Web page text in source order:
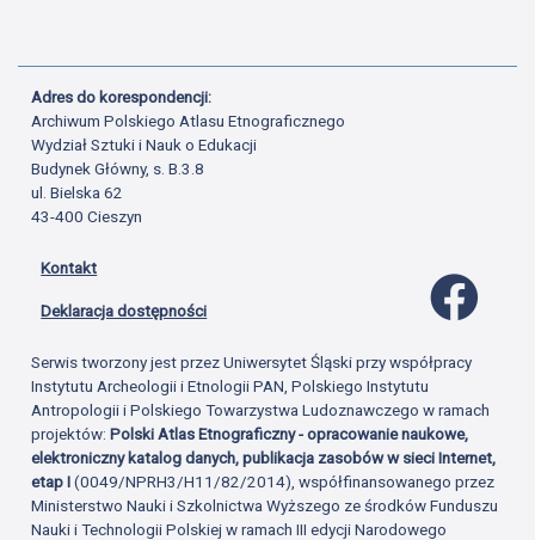
Adres do korespondencji:
Archiwum Polskiego Atlasu Etnograficznego
Wydział Sztuki i Nauk o Edukacji
Budynek Główny, s. B.3.8
ul. Bielska 62
43-400 Cieszyn
Kontakt
Deklaracja dostępności
Serwis tworzony jest przez Uniwersytet Śląski przy współpracy
Instytutu Archeologii i Etnologii PAN, Polskiego Instytutu
Antropologii i Polskiego Towarzystwa Ludoznawczego w ramach
projektów:Polski Atlas Etnograficzny - opracowanie naukowe,
elektroniczny katalog danych, publikacja zasobów w sieci Internet,
etap I(0049/NPRH3/H11/82/2014), współfinansowanego przez
Ministerstwo Nauki i Szkolnictwa Wyższego ze środków Funduszu
Nauki i Technologii Polskiej w ramach III edycji Narodowego